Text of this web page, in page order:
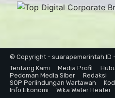
© Copyright - suarapemerintah.ID -
Tentang Kami
Media Profil
Pedoman Media Siber
Redaksi
SOP Perlindungan Wartawan
Info Ekonomi
Wika Water Heater